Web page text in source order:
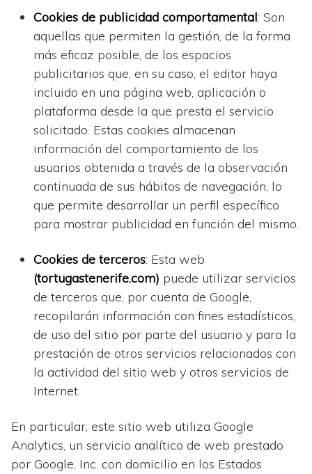
Cookies de publicidad comportamental: Son
aquellas que permiten la gestión, de la forma
más eficaz posible, de los espacios
publicitarios que, en su caso, el editor haya
incluido en una página web, aplicación o
plataforma desde la que presta el servicio
solicitado. Estas cookies almacenan
información del comportamiento de los
usuarios obtenida a través de la observación
continuada de sus hábitos de navegación, lo
que permite desarrollar un perfil específico
para mostrar publicidad en función del mismo.
Cookies de terceros: Esta web
(tortugastenerife.com) puede utilizar servicios
de terceros que, por cuenta de Google,
recopilarán información con fines estadísticos,
de uso del sitio por parte del usuario y para la
prestación de otros servicios relacionados con
la actividad del sitio web y otros servicios de
Internet.
En particular, este sitio web utiliza Google
Analytics, un servicio analítico de web prestado
por Google, Inc. con domicilio en los Estados